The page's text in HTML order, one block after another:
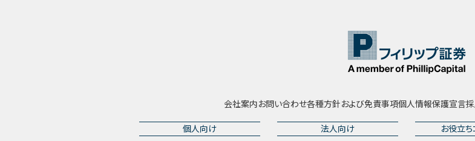
会社案内お問い合わせ各種方針および免責事項個人情報保護宣言
個人向け
法人向け
お役立ち